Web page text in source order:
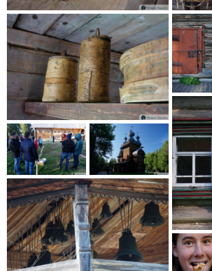
Pojemniki z kory
brzozy
Dzwonnica co się
zowie